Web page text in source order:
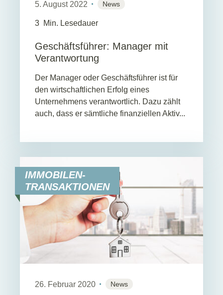
5. August 2022 News
3 Min. Lesedauer
Geschäftsführer: Manager mit
Verantwortung
Der Manager oder Geschäftsführer ist für
den wirtschaftlichen Erfolg eines
Unternehmens verantwortlich. Dazu zählt
auch, dass er sämtliche finanziellen Aktiv...
IMMOBILEN-
TRANSAKTIONEN
26. Februar 2020 News